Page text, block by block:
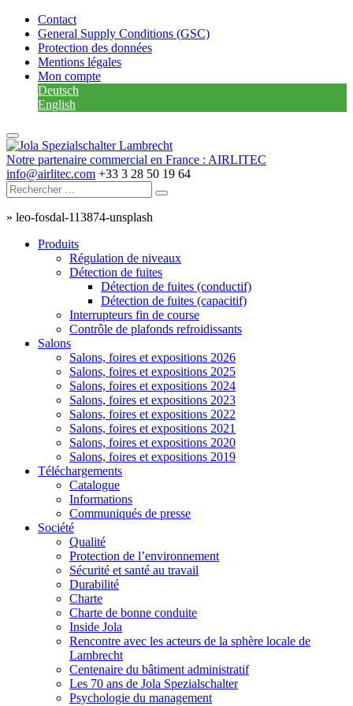
Contact
General Supply Conditions (GSC)
Protection des données
Mentions légales
Mon compte
Deutsch
English
Notre partenaire commercial en France : AIRLITEC
info@airlitec.com +33 3 28 50 19 64
» leo-fosdal-113874-unsplash
Produits
Régulation de niveaux
Détection de fuites
Détection de fuites (conductif)
Détection de fuites (capacitif)
Interrupteurs fin de course
Contrôle de plafonds refroidissants
Salons
Salons, foires et expositions 2026
Salons, foires et expositions 2025
Salons, foires et expositions 2024
Salons, foires et expositions 2023
Salons, foires et expositions 2022
Salons, foires et expositions 2021
Salons, foires et expositions 2020
Salons, foires et expositions 2019
Téléchargements
Catalogue
Informations
Communiqués de presse
Société
Qualité
Protection de l’environnement
Sécurité et santé au travail
Durabilité
Charte
Charte de bonne conduite
Inside Jola
Rencontre avec les acteurs de la sphère locale de
Lambrecht
Centenaire du bâtiment administratif
Les 70 ans de Jola Spezialschalter
Psychologie du management